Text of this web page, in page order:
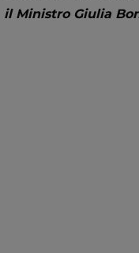
il Ministro Giulia